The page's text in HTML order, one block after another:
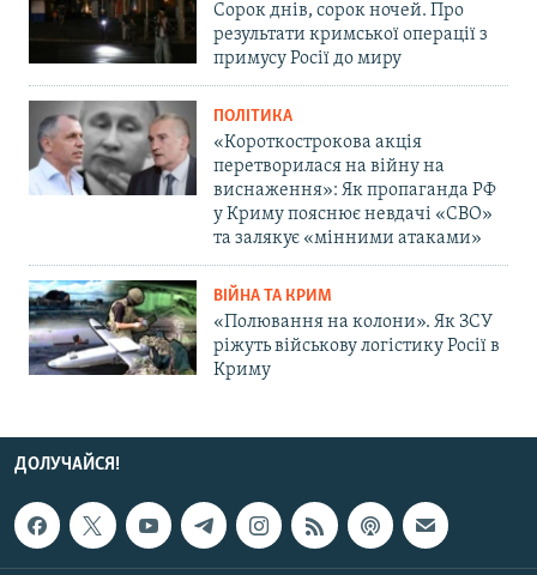
Сорок днів, сорок ночей. Про
результати кримської операції з
примусу Росії до миру
ПОЛІТИКА
«Короткострокова акція
перетворилася на війну на
виснаження»: Як пропаганда РФ
у Криму пояснює невдачі «СВО»
та залякує «мінними атаками»
ВІЙНА ТА КРИМ
«Полювання на колони». Як ЗСУ
ріжуть військову логістику Росії в
Криму
ДОЛУЧАЙСЯ!